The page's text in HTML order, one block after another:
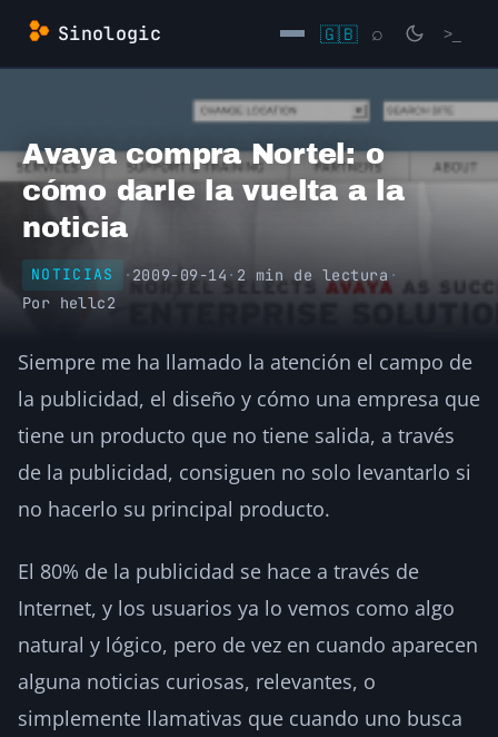
Saltar
contenido
Sinologic 🇬🇧 ⌕ >_
→
Avaya compra Nortel: o
cómo darle la vuelta a la
noticia
NOTICIAS · 2009-09-14 · 2 min de lectura ·
Por hellc2
Siempre me ha llamado la atención el campo de
la publicidad, el diseño y cómo una empresa que
tiene un producto que no tiene salida, a través
de la publicidad, consiguen no solo levantarlo si
no hacerlo su principal producto.
El 80% de la publicidad se hace a través de
Internet, y los usuarios ya lo vemos como algo
natural y lógico, pero de vez en cuando aparecen
alguna noticias curiosas, relevantes, o
simplemente llamativas que cuando uno busca